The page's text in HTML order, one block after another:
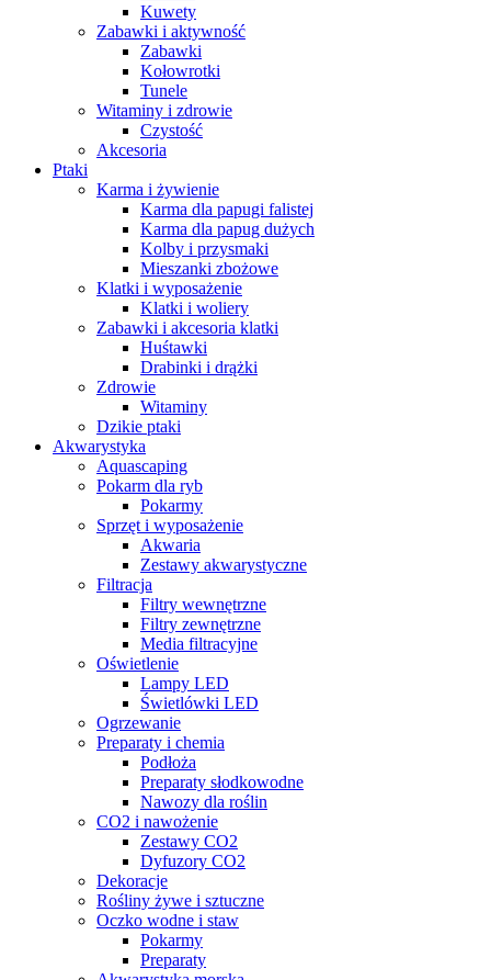
Kuwety
Zabawki i aktywność
Zabawki
Kołowrotki
Tunele
Witaminy i zdrowie
Czystość
Akcesoria
Ptaki
Karma i żywienie
Karma dla papugi falistej
Karma dla papug dużych
Kolby i przysmaki
Mieszanki zbożowe
Klatki i wyposażenie
Klatki i woliery
Zabawki i akcesoria klatki
Huśtawki
Drabinki i drążki
Zdrowie
Witaminy
Dzikie ptaki
Akwarystyka
Aquascaping
Pokarm dla ryb
Pokarmy
Sprzęt i wyposażenie
Akwaria
Zestawy akwarystyczne
Filtracja
Filtry wewnętrzne
Filtry zewnętrzne
Media filtracyjne
Oświetlenie
Lampy LED
Świetlówki LED
Ogrzewanie
Preparaty i chemia
Podłoża
Preparaty słodkowodne
Nawozy dla roślin
CO2 i nawożenie
Zestawy CO2
Dyfuzory CO2
Dekoracje
Rośliny żywe i sztuczne
Oczko wodne i staw
Pokarmy
Preparaty